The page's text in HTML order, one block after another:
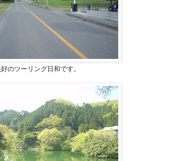
のツーリング日和です。